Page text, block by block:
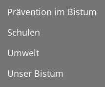
Prävention im Bistum
Schulen
Umwelt
Unser Bistum